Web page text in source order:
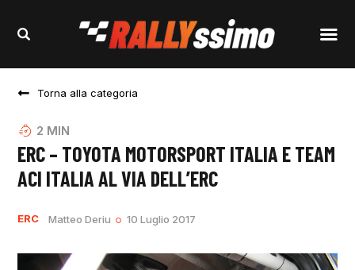
Torna alla categoria
2 MIN
ERC – TOYOTA MOTORSPORT ITALIA E TEAM
ACI ITALIA AL VIA DELL’ERC
ERC Matteo Deriu 10 Luglio 2017